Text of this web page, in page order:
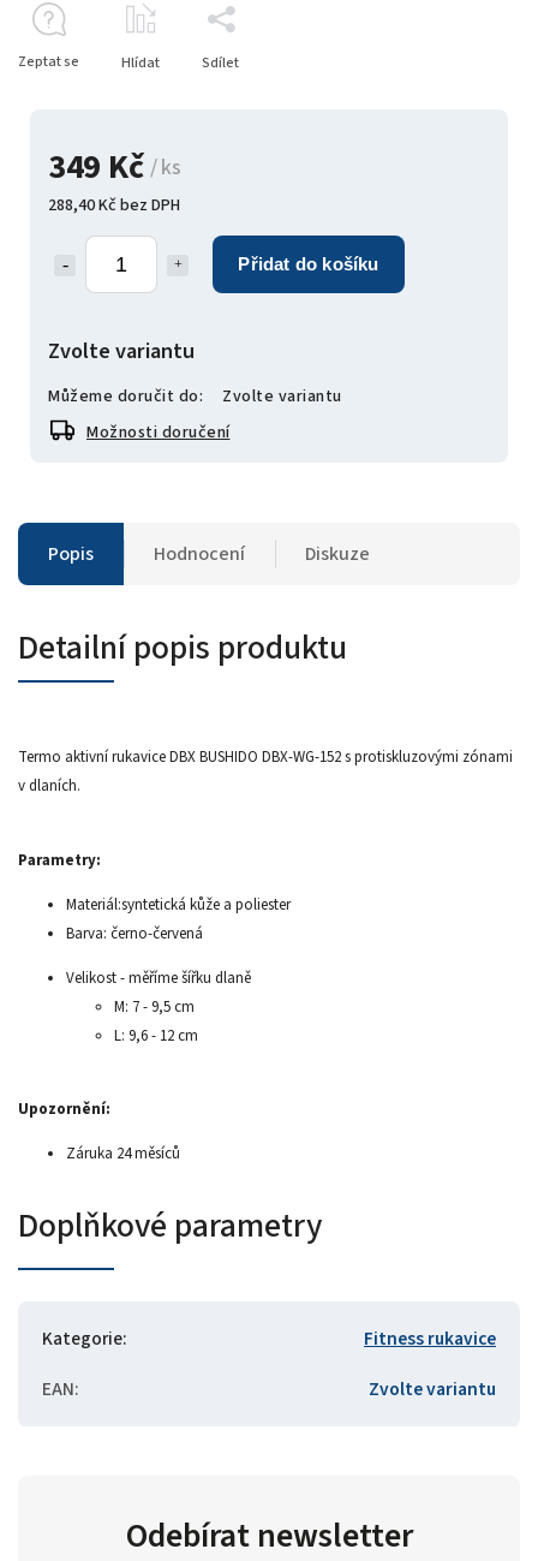
349 Kč / ks
288,40 Kč bez DPH
Přidat do košíku
Zvolte variantu
Můžeme doručit do:
Zvolte variantu
Možnosti doručení
Zeptat se Hlídat Sdílet
Popis Hodnocení Diskuze
Detailní popis produktu
Termo aktivní rukavice DBX BUSHIDO DBX-WG-152 s protiskluzovými zónami
v dlaních.
Parametry:
Materiál:syntetická kůže a poliester
Barva: černo-červená
Velikost - měříme šířku dlaně
M: 7 - 9,5 cm
L: 9,6 - 12 cm
Upozornění:
Záruka 24 měsíců
Doplňkové parametry
Kategorie:
Fitness rukavice
EAN: Zvolte variantu
Odebírat newsletter